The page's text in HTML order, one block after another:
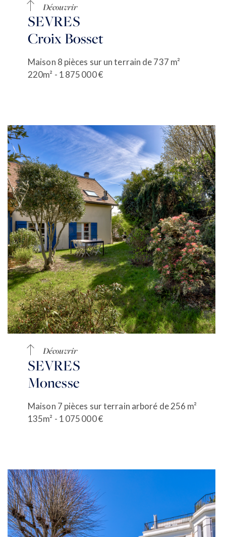
Découvrir
SEVRES
Croix Bosset
Maison 8 pièces sur un terrain de 737 m²
220m² - 1 875 000 €
Découvrir
SEVRES
Monesse
Maison 7 pièces sur terrain arboré de 256 m²
135m² - 1 075 000 €